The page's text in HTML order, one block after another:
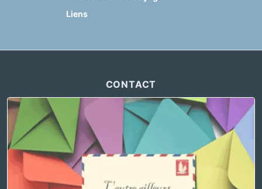
Liens
CONTACT